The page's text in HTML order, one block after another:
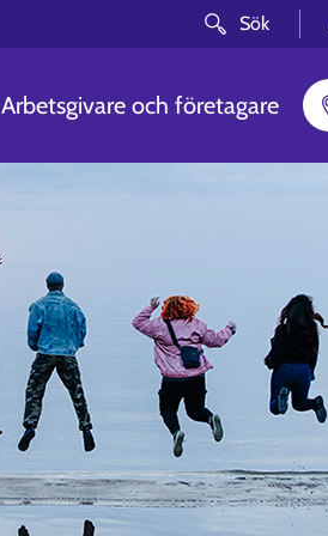
Sök
Arbetsgivare och företagare